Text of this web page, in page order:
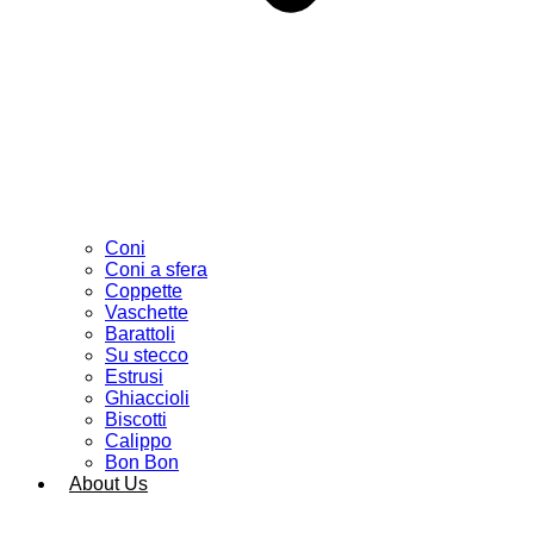
Coni
Coni a sfera
Coppette
Vaschette
Barattoli
Su stecco
Estrusi
Ghiaccioli
Biscotti
Calippo
Bon Bon
About Us